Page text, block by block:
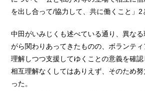
を出し合って/協力して、共に働くこと」2
中田がいみじくも述べている通り、異な
がら関わりあってきたものの、ボランテ
理解しつつ支援してゆくことの意義を確
相互理解なくしてはありえず、そのため
った。